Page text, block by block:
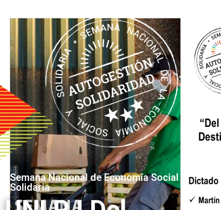
Semana Nacional de Economía Social y
Solidaria